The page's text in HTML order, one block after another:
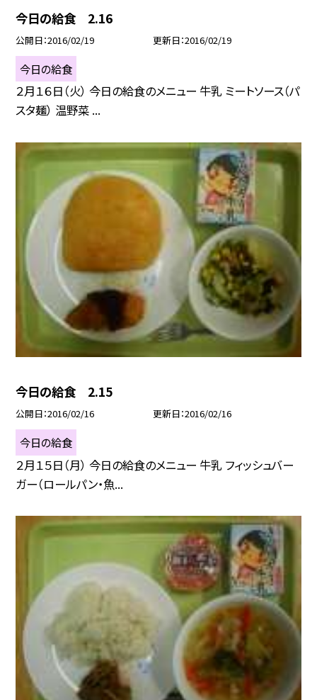
今日の給食 2.16
公開日 2016/02/19 更新日 2016/02/19
今日の給食
２月１６日（火） 今日の給食のメニュー 牛乳 ミートソース（パ
スタ麺） 温野菜 ...
今日の給食 2.15
公開日 2016/02/16 更新日 2016/02/16
今日の給食
２月１５日（月） 今日の給食のメニュー 牛乳 フィッシュバー
ガー（ロールパン・魚...